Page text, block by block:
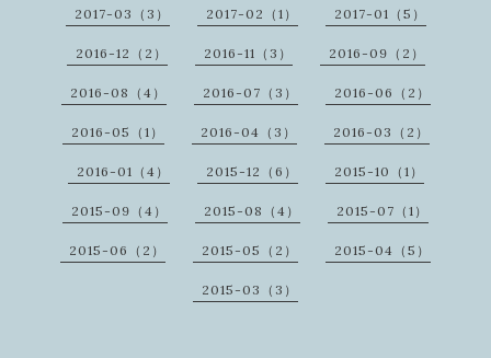
2017-03（3） 2017-02（1） 2017-01（5）
2016-12（2） 2016-11（3） 2016-09（2）
2016-08（4） 2016-07（3） 2016-06（2）
2016-05（1） 2016-04（3） 2016-03（2）
2016-01（4） 2015-12（6） 2015-10（1）
2015-09（4） 2015-08（4） 2015-07（1）
2015-06（2） 2015-05（2） 2015-04（5）
2015-03（3）